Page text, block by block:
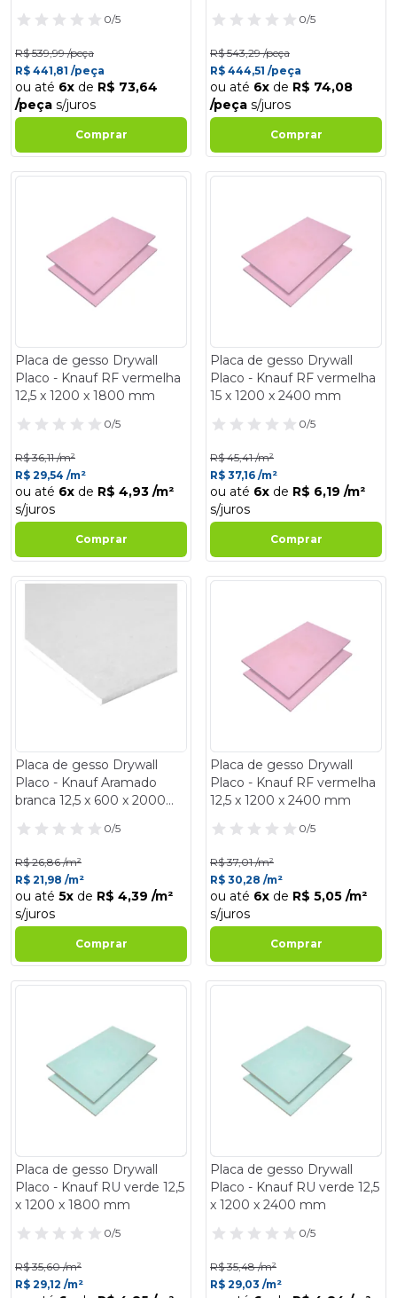
0/5
R$ 539,99 /peça
R$ 441,81 /peça
ou até 6x de R$ 73,64
/peça s/juros
Comprar
0/5
R$ 543,29 /peça
R$ 444,51 /peça
ou até 6x de R$ 74,08
/peça s/juros
Comprar
Placa de gesso Drywall
Placo - Knauf RF vermelha
12,5 x 1200 x 1800 mm
0/5
R$ 36,11 /m²
R$ 29,54 /m²
ou até 6x de R$ 4,93 /m²
s/juros
Comprar
Placa de gesso Drywall
Placo - Knauf RF vermelha
15 x 1200 x 2400 mm
0/5
R$ 45,41 /m²
R$ 37,16 /m²
ou até 6x de R$ 6,19 /m²
s/juros
Comprar
Placa de gesso Drywall
Placo - Knauf Aramado
branca 12,5 x 600 x 2000
0/5
R$ 26,86 /m²
R$ 21,98 /m²
ou até 5x de R$ 4,39 /m²
s/juros
Comprar
Placa de gesso Drywall
Placo - Knauf RF vermelha
12,5 x 1200 x 2400 mm
0/5
R$ 37,01 /m²
R$ 30,28 /m²
ou até 6x de R$ 5,05 /m²
s/juros
Comprar
Placa de gesso Drywall
Placo - Knauf RU verde 12,5
x 1200 x 1800 mm
0/5
R$ 35,60 /m²
R$ 29,12 /m²
Placa de gesso Drywall
Placo - Knauf RU verde 12,5
x 1200 x 2400 mm
0/5
R$ 35,48 /m²
R$ 29,03 /m²